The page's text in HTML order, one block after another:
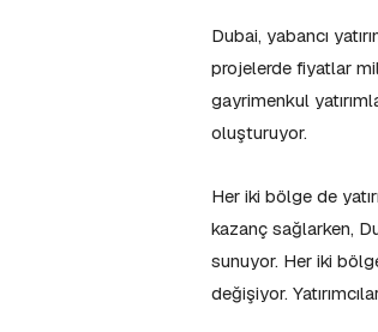
Dubai, yabancı
projelerde fiyatlar
gayrimenkul
oluşturuyor.
Her iki bölge de
kazanç sağlarken,
sunuyor. Her iki
değişiyor.